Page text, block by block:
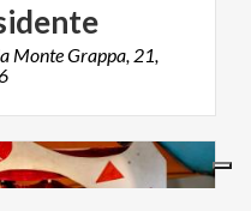
Monte Grappa, 21,